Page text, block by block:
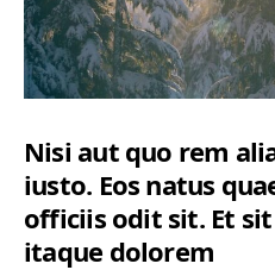
Nisi aut quo rem
iusto. Eos natus
officiis odit sit. Et
itaque dolorem